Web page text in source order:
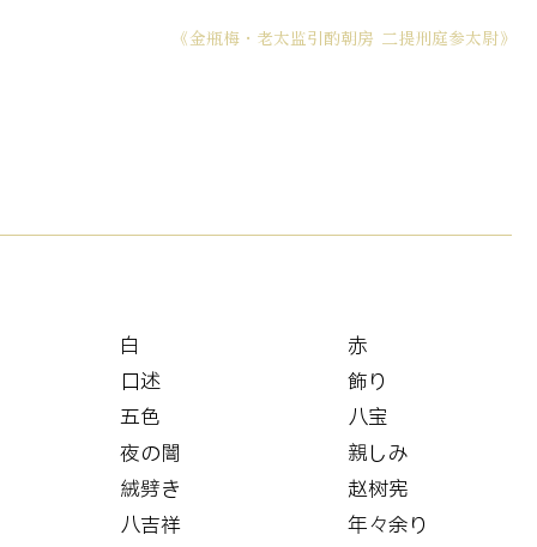
《金瓶梅·老太监引酌朝房 二提刑庭参太尉》
白
赤
口述
飾り
五色
八宝
夜の闇
親しみ
絨劈き
赵树宪
八吉祥
年々余り